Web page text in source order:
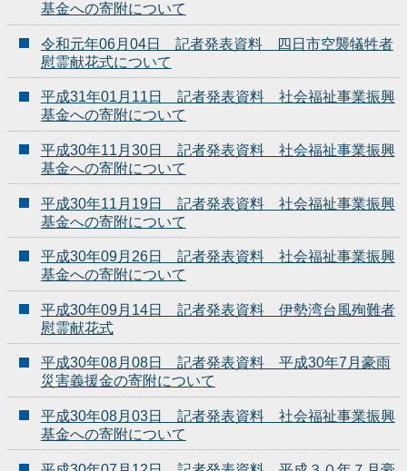
基金への寄附について
令和元年06月04日 記者発表資料 四日市空襲犠牲者
慰霊献花式について
平成31年01月11日 記者発表資料 社会福祉事業振興
基金への寄附について
平成30年11月30日 記者発表資料 社会福祉事業振興
基金への寄附について
平成30年11月19日 記者発表資料 社会福祉事業振興
基金への寄附について
平成30年09月26日 記者発表資料 社会福祉事業振興
基金への寄附について
平成30年09月14日 記者発表資料 伊勢湾台風殉難者
慰霊献花式
平成30年08月08日 記者発表資料 平成30年7月豪雨
災害義援金の寄附について
平成30年08月03日 記者発表資料 社会福祉事業振興
基金への寄附について